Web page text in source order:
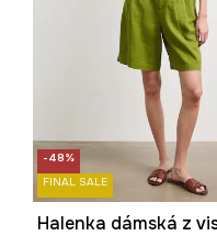
-48%
FINAL SALE